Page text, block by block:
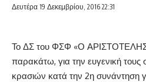
Δευτέρα 19 Δεκεμβρίου, 2016 22:31
Το ΔΣ του ΦΣΦ «Ο
παρακάτω, για την ευγενική
κρασιών κατά την 2η συνάντηση